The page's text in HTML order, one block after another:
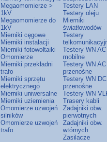
Megaomomierze >
1kV
Megaomomierze do
1kV
Mierniki cęgowe
Mierniki instalacji
Mierniki fotowoltaiki
Omomierze
Mierniki przekładni
trafo
Mierniki sprzętu
elektrycznego
Mierniki uniwersalne
Mierniki uziemienia
Omomierze uzwojeń
silników
Omomierze uzwojeń
trafo
Testery LAN
Testery oleju
Mierniki
światłowodów
Testery
Testery WN AC
mobilne
Testery WN AC
przenośne
Testery WN DC
przenośne
Testery WN
Trasery kabli
Zadajniki obw.
pierwotnych
Zadajniki obw.
wtórnych
Zasilacze